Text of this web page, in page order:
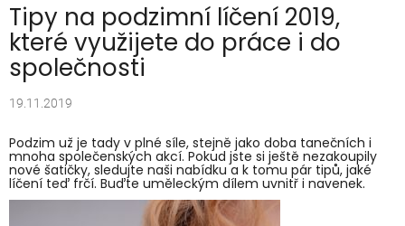
Tipy na podzimní líčení 2019,
které využijete do práce i do
společnosti
19.11.2019
Podzim už je tady v plné síle, stejně jako doba tanečních i
mnoha společenských akcí. Pokud jste si ještě nezakoupily
nové šatičky, sledujte naši nabídku a k tomu pár tipů, jaké
líčení teď frčí. Buďte uměleckým dílem uvnitř i navenek.